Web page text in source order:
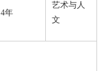
4年
艺术与人
文